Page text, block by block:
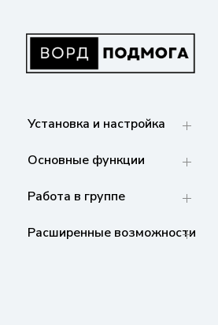
содержанию
совместной работе. Станьте мастером
Установка и настройка
Основные функции
Работа в группе
Расширенные возможности